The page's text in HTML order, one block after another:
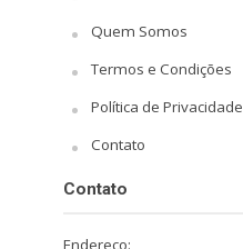
Quem Somos
Termos e Condições
Política de Privacidade
Contato
Contato
Endereço: